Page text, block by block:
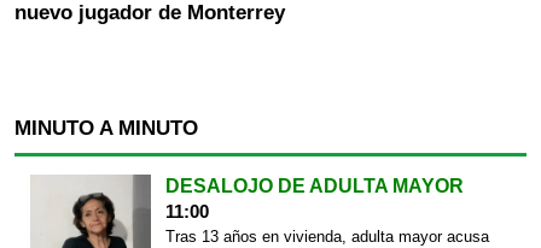
nuevo jugador de Monterrey
MINUTO A MINUTO
DESALOJO DE ADULTA MAYOR
11:00
Tras 13 años en vivienda, adulta mayor acusa